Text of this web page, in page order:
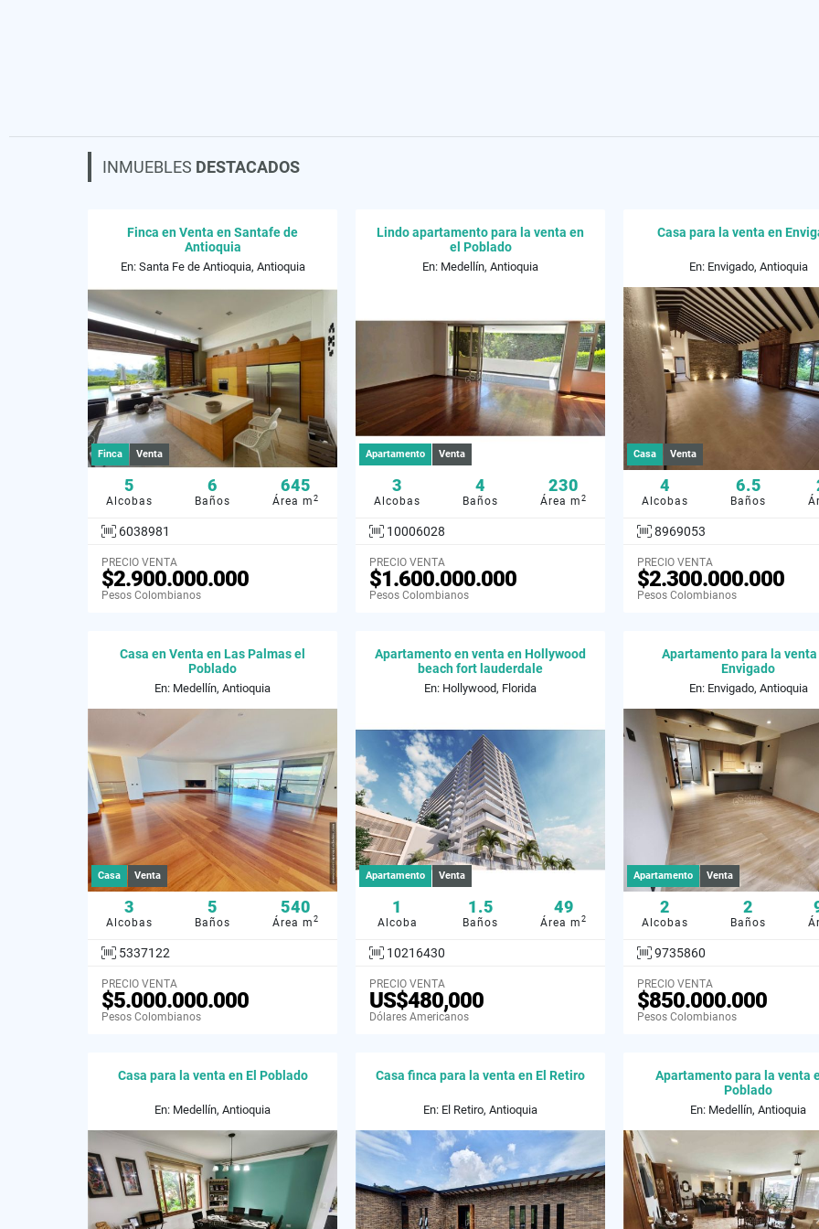
INMUEBLES DESTACADOS
Finca en Venta en Santafe de
Antioquia
En: Santa Fe de Antioquia, Antioquia
Finca Venta
5
Alcobas
6
Baños
645
Área m 2
6038981
PRECIO VENTA
$2.900.000.000
Pesos Colombianos
Lindo apartamento para la venta en
el Poblado
En: Medellín, Antioquia
Apartamento Venta
3
Alcobas
4
Baños
230
Área m 2
10006028
PRECIO VENTA
$1.600.000.000
Pesos Colombianos
Casa para la venta en
En: Envigado, Antioquia
Casa Venta
4
Alcobas
6.5
Baños
8969053
PRECIO VENTA
$2.300.000.000
Pesos Colombianos
Casa en Venta en Las Palmas el
Poblado
En: Medellín, Antioquia
Casa Venta
3
Alcobas
5
Baños
540
Área m 2
5337122
PRECIO VENTA
$5.000.000.000
Pesos Colombianos
Apartamento en venta en Hollywood
beach fort lauderdale
En: Hollywood, Florida
Apartamento Venta
1
Alcoba
1.5
Baños
49
Área m 2
10216430
PRECIO VENTA
US$480,000
Dólares Americanos
Apartamento para la venta
Envigado
En: Envigado, Antioquia
Apartamento Venta
2
Alcobas
2
Baños
9735860
PRECIO VENTA
$850.000.000
Pesos Colombianos
Casa para la venta en El Poblado
En: Medellín, Antioquia
Casa finca para la venta en El Retiro
En: El Retiro, Antioquia
Apartamento para la venta
Poblado
En: Medellín, Antioquia